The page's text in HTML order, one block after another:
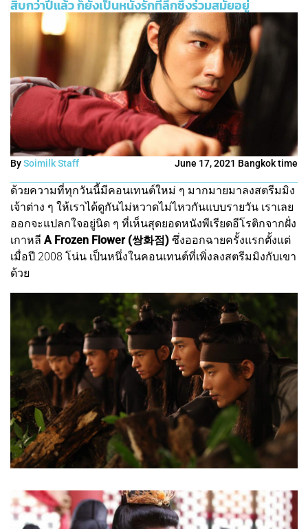
สิบกว่าปีแล้ว ก็ยังเป็นหนังรักที่ลึกซึ้งร่วมสมัยอยู่
BySoimilk Staff June 17, 2021 Bangkok time
ด้วยความที่ทุกวันนี้มีคอนเทนต์ใหม่ ๆ มากมายมาลงสตรีมมิง
เจ้าต่าง ๆ ให้เราได้ดูกันไม่หวาดไม่ไหวกันแบบรายวัน เราเลย
ออกจะแปลกใจอยู่นิด ๆ ที่เห็นสุดยอดหนังพีเรียดอีโรติกจากฝั่ง
เกาหลี A Frozen Flower (쌍화점) ซึ่งออกฉายครั้งแรกตั้งแต่
เมื่อปี 2008 โน่น เป็นหนึ่งในคอนเทนต์ที่เพิ่งลงสตรีมมิงกับเขา
ด้วย